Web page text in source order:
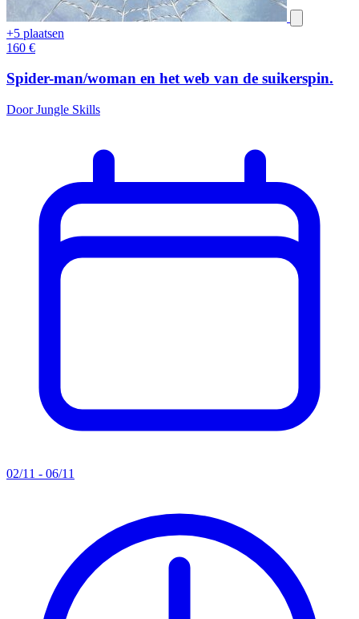
+5 plaatsen
160 €
Spider-man/woman en het web van de suikerspin.
Door Jungle Skills
02/11 - 06/11